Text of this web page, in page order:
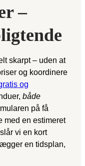
–
skarpt – uden at
og koordinere
og
både
på få
med en estimeret
vi en kort
en tidsplan,